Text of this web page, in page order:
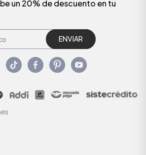
un 20% de descuento en tu
ENVIAR